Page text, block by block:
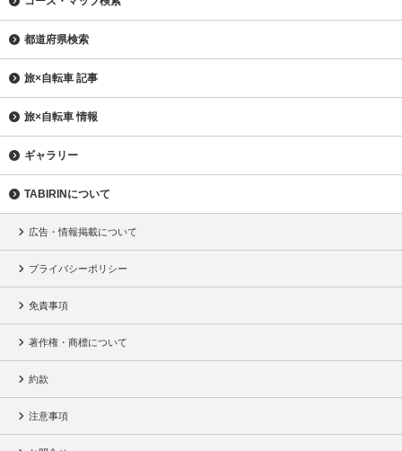
都道府県検索
旅×自転車 記事
旅×自転車 情報
ギャラリー
TABIRINについて
広告・情報掲載について
プライバシーポリシー
免責事項
著作権・商標について
約款
注意事項